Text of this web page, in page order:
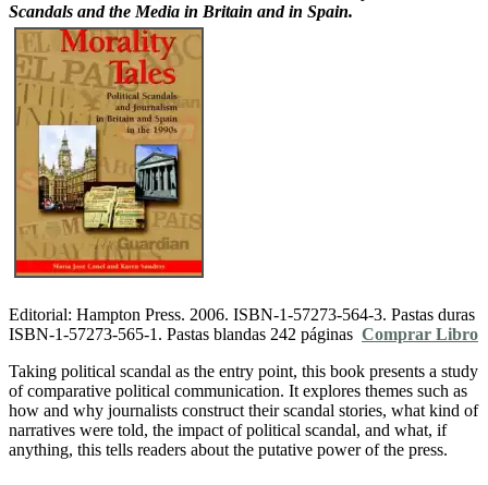
Scandals and the Media in Britain and in Spain.
Editorial: Hampton Press. 2006. ISBN-1-57273-564-3. Pastas duras
ISBN-1-57273-565-1. Pastas blandas 242 páginas Comprar Libro
Taking political scandal as the entry point, this book presents a study
of comparative political communication. It explores themes such as
how and why journalists construct their scandal stories, what kind of
narratives were told, the impact of political scandal, and what, if
anything, this tells readers about the putative power of the press.